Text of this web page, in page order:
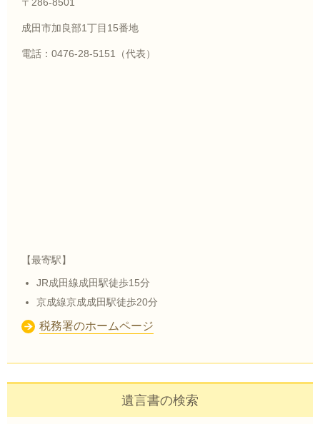
成田市加良部1丁目15番地
電話：0476-28-5151（代表）
【最寄駅】
JR成田線成田駅徒歩15分
京成線京成成田駅徒歩20分
税務署のホームページ
遺言書の検索